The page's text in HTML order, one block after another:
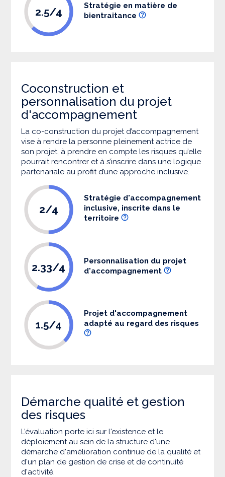
2.5/4
Stratégie en matière de
bientraitance
Coconstruction et
personnalisation du projet
d'accompagnement
La co-construction du projet d’accompagnement
vise à rendre la personne pleinement actrice de
son projet, à prendre en compte les risques qu’elle
pourrait rencontrer et à s’inscrire dans une logique
partenariale au profit d’une approche inclusive.
2/4
Stratégie d'accompagnement
inclusive, inscrite dans le
territoire
2.33/4
Personnalisation du projet
d'accompagnement
1.5/4
Projet d'accompagnement
adapté au regard des risques
Démarche qualité et gestion
des risques
L’évaluation porte ici sur l'existence et le
déploiement au sein de la structure d'une
démarche d'amélioration continue de la qualité et
d'un plan de gestion de crise et de continuité
d'activité.